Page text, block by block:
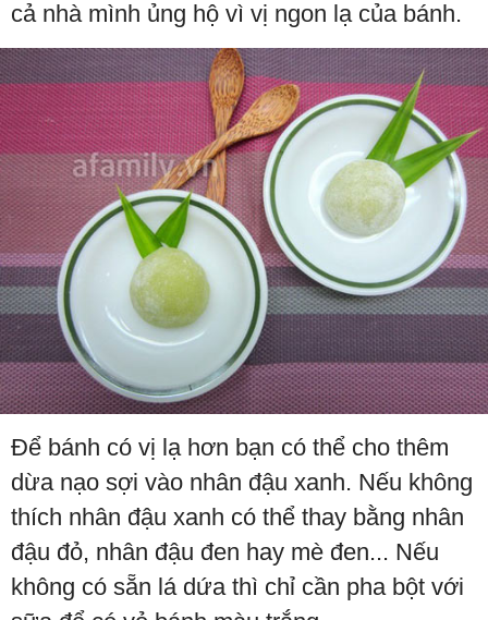
cả nhà mình ủng hộ vì vị ngon lạ của bánh.
Để bánh có vị lạ hơn bạn có thể cho thêm
dừa nạo sợi vào nhân đậu xanh. Nếu không
thích nhân đậu xanh có thể thay bằng nhân
đậu đỏ, nhân đậu đen hay mè đen... Nếu
không có sẵn lá dứa thì chỉ cần pha bột với